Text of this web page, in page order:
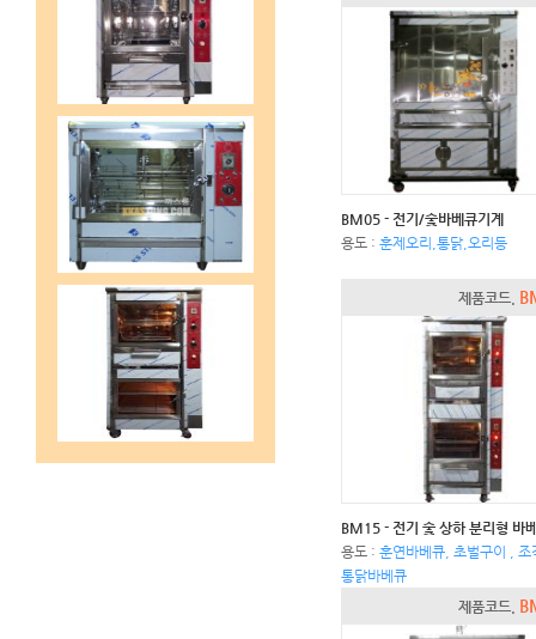
BM05 - 전기/숯바베큐기계
용도 : 훈제오리,통닭,오리등
제품코드.
용도 : 훈연바베큐, 초벌구이 , 조
통닭바베큐
제품코드.